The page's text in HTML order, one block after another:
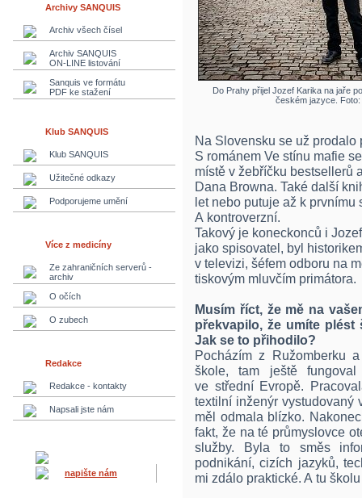
Archivy SANQUIS
Archiv všech čísel
Archiv SANQUIS
ON-LINE listování
Sanquis ve formátu
PDF ke stažení
Klub SANQUIS
Klub SANQUIS
Užitečné odkazy
Podporujeme umění
Více z medicíny
Ze zahraničních serverů -
archiv
O očích
O zubech
Redakce
Redakce - kontakty
Napsali jste nám
napište nám
Do Prahy přijel Jozef Karika na jaře
českém jazyce.
Na Slovensku se už prodalo
S románem Ve stínu mafie
místě v žebříčku bestsellerů
Dana Browna. Také další
let nebo putuje až k
A kontroverzní.
Takový je koneckonců i
jako spisovatel, byl
v televizi, šéfem odboru na
tiskovým mluvčím primátora.
Musím říct, že mě na
překvapilo, že umíte
Jak se to přihodilo?
Pocházím z Ružomberku
škole, tam ještě
ve střední Evropě.
textilní inženýr vystudovaný
měl odmala blízko.
fakt, že na té průmyslovce
služby. Byla to směs
podnikání, cizích jazyků,
mi zdálo praktické. A tu